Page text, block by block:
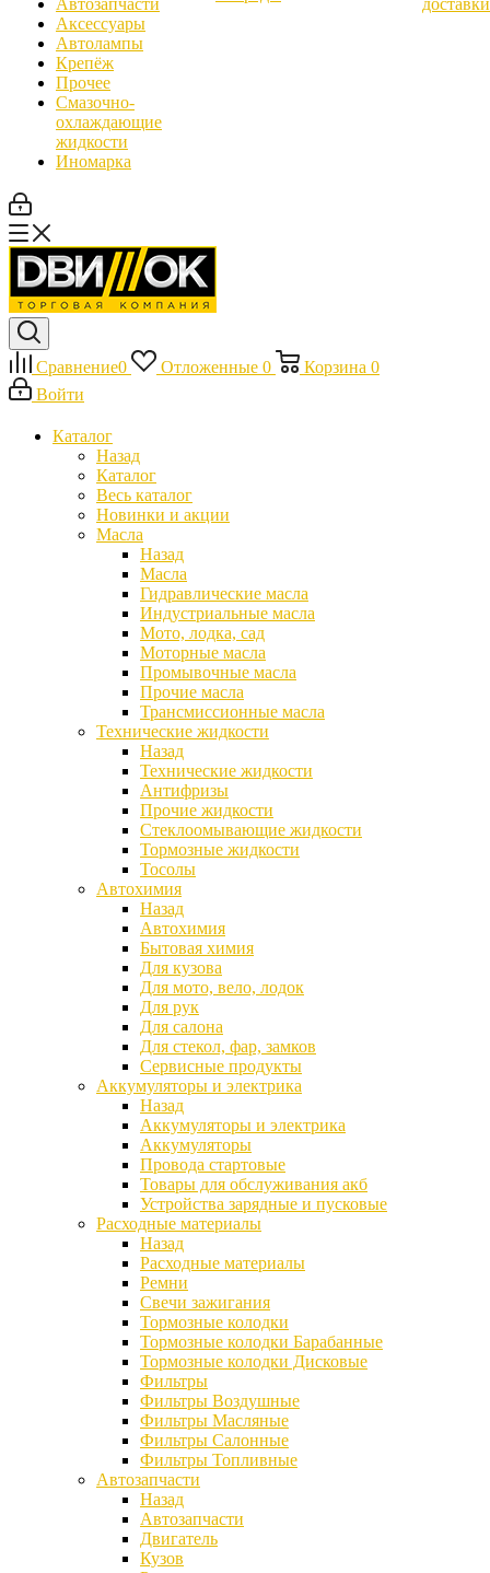
Автозапчасти
Аксессуары
Автолампы
Крепёж
Прочее
Смазочно-
охлаждающие
жидкости
Иномарка
доставки
Сравнение0 Отложенные 0 Корзина 0
Войти
Каталог
Назад
Каталог
Весь каталог
Новинки и акции
Масла
Назад
Масла
Гидравлические масла
Индустриальные масла
Мото, лодка, сад
Моторные масла
Промывочные масла
Прочие масла
Трансмиссионные масла
Технические жидкости
Назад
Технические жидкости
Антифризы
Прочие жидкости
Стеклоомывающие жидкости
Тормозные жидкости
Тосолы
Автохимия
Назад
Автохимия
Бытовая химия
Для кузова
Для мото, вело, лодок
Для рук
Для салона
Для стекол, фар, замков
Сервисные продукты
Аккумуляторы и электрика
Назад
Аккумуляторы и электрика
Аккумуляторы
Провода стартовые
Товары для обслуживания акб
Устройства зарядные и пусковые
Расходные материалы
Назад
Расходные материалы
Ремни
Свечи зажигания
Тормозные колодки
Тормозные колодки Барабанные
Тормозные колодки Дисковые
Фильтры
Фильтры Воздушные
Фильтры Масляные
Фильтры Салонные
Фильтры Топливные
Автозапчасти
Назад
Автозапчасти
Двигатель
Кузов